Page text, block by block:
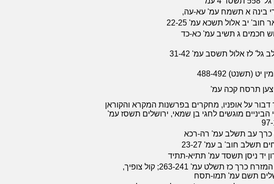
בינה א תשמח עמ' עא-עה,
חוב' יב אלול תשכא עמ' 22-25
חכמים ג תשיב עמ' כא-כד
גל' לז אלול תשסב עמ' 31-42
יט (תשנט) 488-492
תרסח קכה עמ'
דבור על אופניו, מחקרים בפרשנות המקרא והקוראן
הביניים מוגשים לחגי בן שמאי, ירושלים תשסז עמ'
כרך עב תשלב עמ' רה-רכא
תשלב חוב' ב עמ' 23-27
יד ניסן תשסד עמ' תתיא-תתיד
אור המזרח כרך כז תשלט עמ' 263-241; קול צופיך,
תשם עמ' תמו-תסח